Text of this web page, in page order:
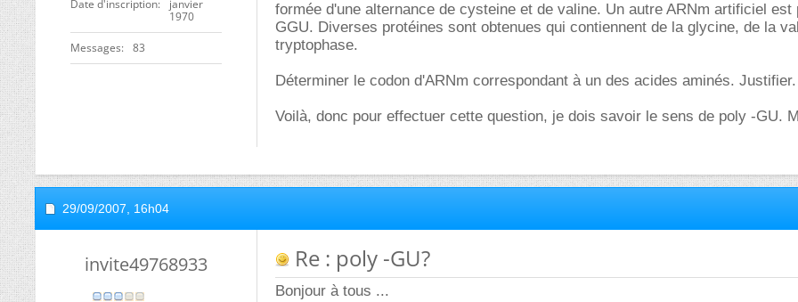
Date d'inscription
janvier
1970
Messages 83
formée d'une alternance de cysteine et de valine. Un autre ARNm artificiel est
GGU. Diverses protéines sont obtenues qui contiennent de la glycine, de la
tryptophase.
Déterminer le codon d'ARNm correspondant à un des acides aminés. Justifier.
Voilà, donc pour effectuer cette question, je dois savoir le sens de poly -GU.
29/09/2007, 16h04
invite49768933 Re : poly -GU?
Bonjour à tous ...